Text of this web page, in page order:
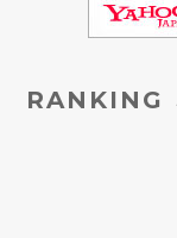
RANKING